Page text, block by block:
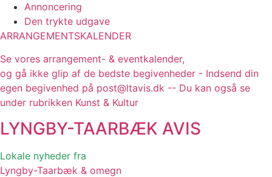
Annoncering
Den trykte udgave
ARRANGEMENTSKALENDER
Se vores arrangement- & eventkalender,
og gå ikke glip af de bedste begivenheder - Indsend din
egen begivenhed på post@ltavis.dk -- Du kan også se
under rubrikken Kunst & Kultur
LYNGBY-TAARBÆK AVIS
Lokale nyheder fra
Lyngby-Taarbæk & omegn